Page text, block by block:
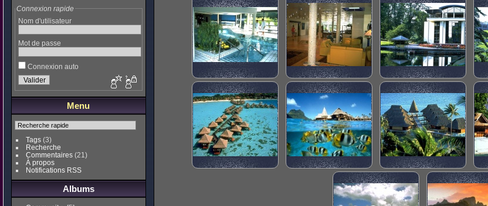
Connexion rapide
Nom d'utilisateur
Mot de passe
Connexion auto
Menu
Tags(3)
Recherche
Commentaires(21)
À propos
Notifications RSS
Albums